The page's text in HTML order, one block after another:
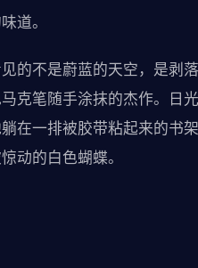
道。
的不是蔚蓝的天空，是剥
克笔随手涂抹的杰作。日
在一排被胶带粘起来的书
动的白色蝴蝶。